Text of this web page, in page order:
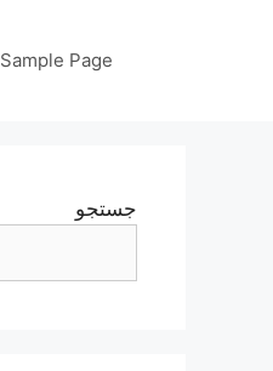
Sample Page
جستجو